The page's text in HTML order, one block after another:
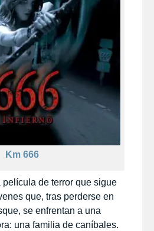
Km 666
de terror que sigue
que, tras perderse en
se enfrentan a una
una familia de caníbales.